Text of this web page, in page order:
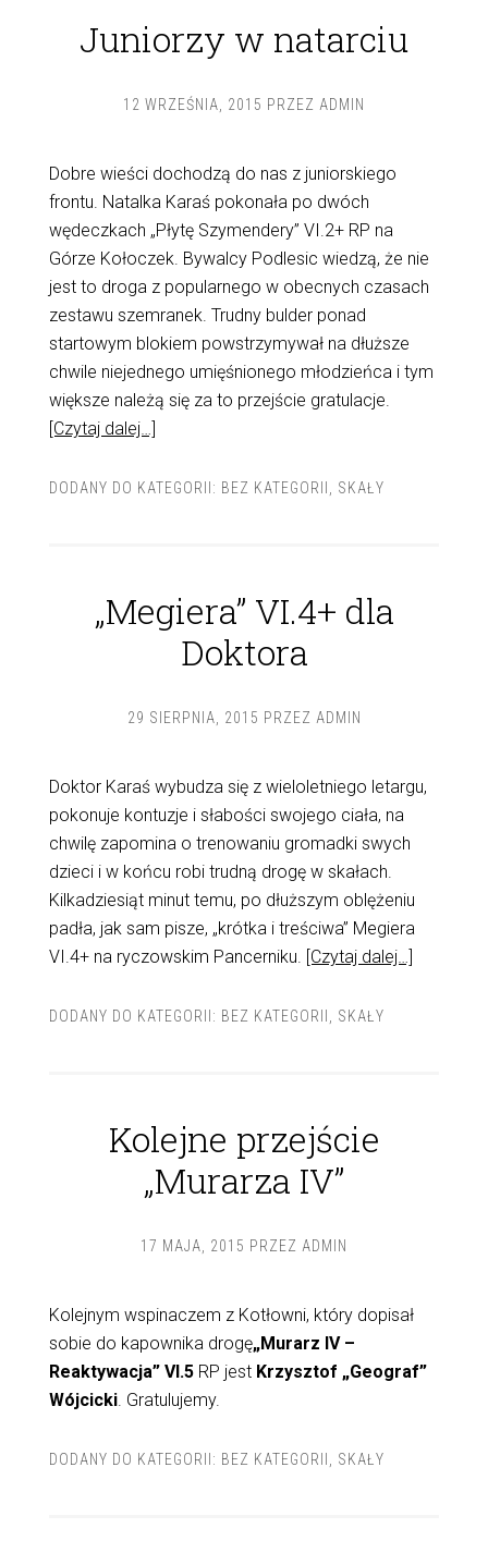
Juniorzy w natarciu
12 WRZEŚNIA, 2015 PRZEZ ADMIN
Dobre wieści dochodzą do nas z juniorskiego
frontu. Natalka Karaś pokonała po dwóch
wędeczkach „Płytę Szymendery” VI.2+ RP na
Górze Kołoczek. Bywalcy Podlesic wiedzą, że nie
jest to droga z popularnego w obecnych czasach
zestawu szemranek. Trudny bulder ponad
startowym blokiem powstrzymywał na dłuższe
chwile niejednego umięśnionego młodzieńca i tym
większe należą się za to przejście gratulacje.
[Czytaj dalej…]
DODANY DO KATEGORII: BEZ KATEGORII SKAŁY
„Megiera” VI.4+ dla
Doktora
29 SIERPNIA, 2015 PRZEZ ADMIN
Doktor Karaś wybudza się z wieloletniego letargu,
pokonuje kontuzje i słabości swojego ciała, na
chwilę zapomina o trenowaniu gromadki swych
dzieci i w końcu robi trudną drogę w skałach.
Kilkadziesiąt minut temu, po dłuższym oblężeniu
padła, jak sam pisze, „krótka i treściwa” Megiera
VI.4+ na ryczowskim Pancerniku. [Czytaj dalej…]
DODANY DO KATEGORII: BEZ KATEGORII SKAŁY
Kolejne przejście
„Murarza IV”
17 MAJA, 2015 PRZEZ ADMIN
Kolejnym wspinaczem z Kotłowni, który dopisał
sobie do kapownika drogę„Murarz IV –
Reaktywacja” VI.5RP jest Krzysztof „Geograf”
Wójcicki. Gratulujemy.
DODANY DO KATEGORII: BEZ KATEGORII SKAŁY